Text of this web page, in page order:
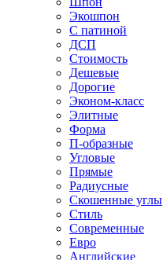
Экошпон
С патиной
ДСП
Стоимость
Дешевые
Дорогие
Эконом-класс
Элитные
Форма
П-образные
Угловые
Прямые
Радиусные
Скошенные углы
Стиль
Современные
Евро
Английские